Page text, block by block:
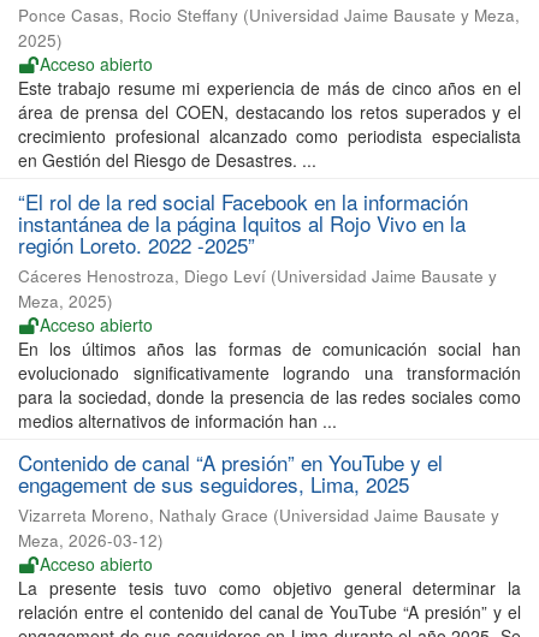
Ponce Casas, Rocio Steffany (Universidad Jaime Bausate y Meza,
2025)
Acceso abierto
Este trabajo resume mi experiencia de más de cinco años en el
área de prensa del COEN, destacando los retos superados y el
crecimiento profesional alcanzado como periodista especialista
en Gestión del Riesgo de Desastres. ...
“El rol de la red social Facebook en la información
instantánea de la página Iquitos al Rojo Vivo en la
región Loreto. 2022 -2025”
Cáceres Henostroza, Diego Leví (Universidad Jaime Bausate y
Meza, 2025)
Acceso abierto
En los últimos años las formas de comunicación social han
evolucionado significativamente logrando una transformación
para la sociedad, donde la presencia de las redes sociales como
medios alternativos de información han ...
Contenido de canal “A presión” en YouTube y el
engagement de sus seguidores, Lima, 2025
Vizarreta Moreno, Nathaly Grace (Universidad Jaime Bausate y
Meza, 2026-03-12)
Acceso abierto
La presente tesis tuvo como objetivo general determinar la
relación entre el contenido del canal de YouTube “A presión” y el